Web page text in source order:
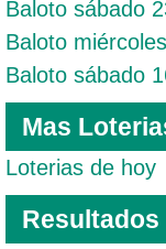
Baloto sábado
Baloto
Baloto sábado
Mas
Loterias de hoy
Resultados